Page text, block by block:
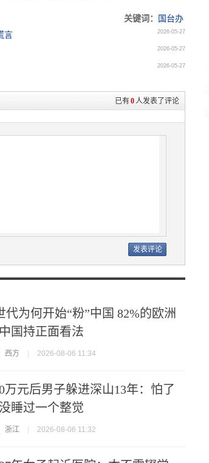
关键词：
国台办
言
2026-05-27
2026-05-27
2026-05-27
已有0人发表了评论
代为何开始“粉”中国 82%的欧洲
国持正面看法
西方 | 2026-08-06 11:34
万元后男子躲进深山13年：怕了
睡过一个整觉
浙江 | 2026-08-06 11:32